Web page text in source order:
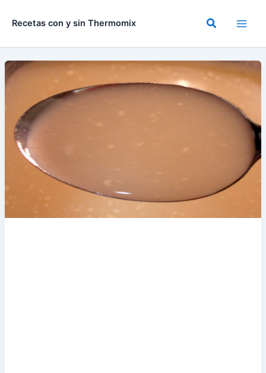
Recetas con y sin Thermomix Buscar